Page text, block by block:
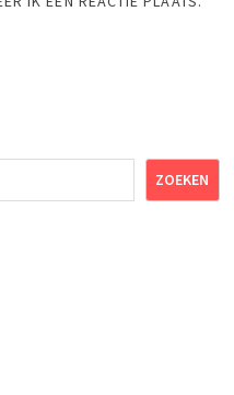
ZOEKEN